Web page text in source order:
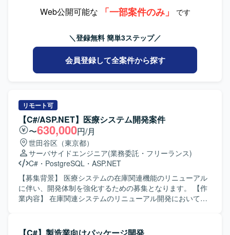
整などを行っていただきます。 【求める人物像】 会計や生
わっていただける方を求めております。 リーダー補佐とし
て周囲とコミュニケーションを取りつつ、責任感を持って
業務を推進いただける方を歓迎いたします。 【ポジション
の魅力】 管理会計・原価計算領域に特化した業務知識を活
かしつつ、システム導入プロジェクトの上流工程に関わる
ただけます。 【開発環境】 開発言語としてC#.net、
ASP.netが利用されております。
Web公開可能な
「一部案件のみ」 です
＼登録無料 簡単3ステップ／
会員登録して全案件から探す
リモート可
【C#/ASP.NET】医療システム開発案件
〜630,000円/月
世田谷区（東京都）
サーバサイドエンジニア(業務委託・フリーランス)
C# ・ PostgreSQL ・ ASP.NET
【募集背景】 医療システムの在庫関連機能のリニューアル
に伴い、開発体制を強化するための募集となります。 【作
業内容】 在庫関連システムのリニューアル開発において、
映、実装、単体・結合テスト、関連ドキュメントの作成な